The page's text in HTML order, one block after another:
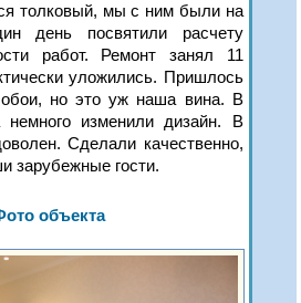
толковый, мы с ним были на
день посвятили расчету
работ. Ремонт занял 11
уложились. Пришлось
обои, но это уж наша вина. В
немного изменили дизайн. В
Сделали качественно,
зарубежные гости.
объекта